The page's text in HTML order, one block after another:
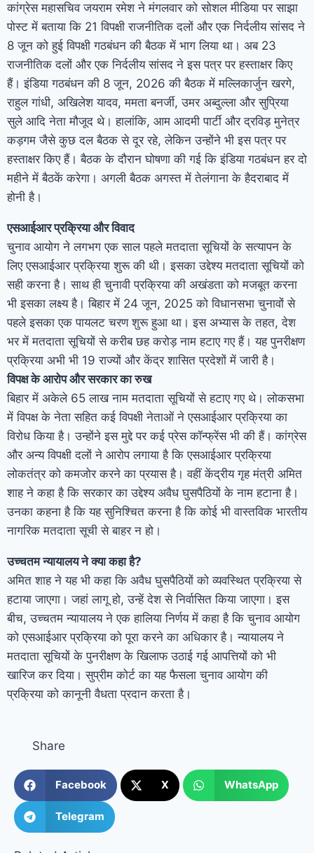
कांग्रेस महासचिव जयराम रमेश ने मंगलवार को सोशल मीडिया पर साझा
पोस्ट में बताया कि 21 विपक्षी राजनीतिक दलों और एक निर्दलीय सांसद ने
8 जून को हुई विपक्षी गठबंधन की बैठक में भाग लिया था। अब 23
राजनीतिक दलों और एक निर्दलीय सांसद ने इस पत्र पर हस्ताक्षर किए
हैं। इंडिया गठबंधन की 8 जून, 2026 की बैठक में मल्लिकार्जुन खरगे,
राहुल गांधी, अखिलेश यादव, ममता बनर्जी, उमर अब्दुल्ला और सुप्रिया
सुले आदि नेता मौजूद थे। हालांकि, आम आदमी पार्टी और द्रविड़ मुनेत्र
कड़गम जैसे कुछ दल बैठक से दूर रहे, लेकिन उन्होंने भी इस पत्र पर
हस्ताक्षर किए हैं। बैठक के दौरान घोषणा की गई कि इंडिया गठबंधन हर दो
महीने में बैठकें करेगा। अगली बैठक अगस्त में तेलंगाना के हैदराबाद में
होनी है।
एसआईआर प्रक्रिया और विवाद
चुनाव आयोग ने लगभग एक साल पहले मतदाता सूचियों के सत्यापन के
लिए एसआईआर प्रक्रिया शुरू की थी। इसका उद्देश्य मतदाता सूचियों को
सही करना है। साथ ही चुनावी प्रक्रिया की अखंडता को मजबूत करना
भी इसका लक्ष्य है। बिहार में 24 जून, 2025 को विधानसभा चुनावों से
पहले इसका एक पायलट चरण शुरू हुआ था। इस अभ्यास के तहत, देश
भर में मतदाता सूचियों से करीब छह करोड़ नाम हटाए गए हैं। यह पुनरीक्षण
प्रक्रिया अभी भी 19 राज्यों और केंद्र शासित प्रदेशों में जारी है।
विपक्ष के आरोप और सरकार का रुख
बिहार में अकेले 65 लाख नाम मतदाता सूचियों से हटाए गए थे। लोकसभा
में विपक्ष के नेता सहित कई विपक्षी नेताओं ने एसआईआर प्रक्रिया का
विरोध किया है। उन्होंने इस मुद्दे पर कई प्रेस कॉन्फ्रेंस भी की हैं। कांग्रेस
और अन्य विपक्षी दलों ने आरोप लगाया है कि एसआईआर प्रक्रिया
लोकतंत्र को कमजोर करने का प्रयास है। वहीं केंद्रीय गृह मंत्री अमित
शाह ने कहा है कि सरकार का उद्देश्य अवैध घुसपैठियों के नाम हटाना है।
उनका कहना है कि यह सुनिश्चित करना है कि कोई भी वास्तविक भारतीय
नागरिक मतदाता सूची से बाहर न हो।
उच्चतम न्यायालय ने क्या कहा है?
अमित शाह ने यह भी कहा कि अवैध घुसपैठियों को व्यवस्थित प्रक्रिया से
हटाया जाएगा। जहां लागू हो, उन्हें देश से निर्वासित किया जाएगा। इस
बीच, उच्चतम न्यायालय ने एक हालिया निर्णय में कहा है कि चुनाव आयोग
को एसआईआर प्रक्रिया को पूरा करने का अधिकार है। न्यायालय ने
मतदाता सूचियों के पुनरीक्षण के खिलाफ उठाई गई आपत्तियों को भी
खारिज कर दिया। सुप्रीम कोर्ट का यह फैसला चुनाव आयोग की
प्रक्रिया को कानूनी वैधता प्रदान करता है।
Share
Facebook X WhatsApp
Telegram